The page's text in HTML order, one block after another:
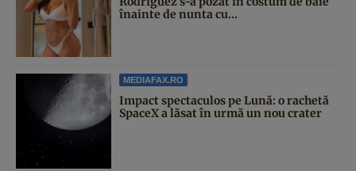
înainte de nunta cu...
MEDIAFAX.RO
Impact spectaculos pe Lună: o rachetă
SpaceX a lăsat în urmă un nou crater